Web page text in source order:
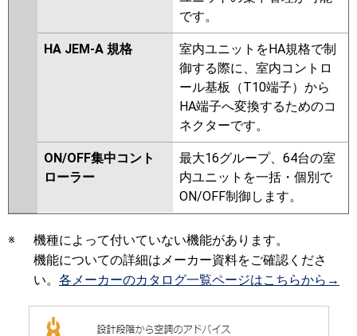
です。
HA JEM-A 規格
室内ユニットをHA規格で制
御する際に、室内コントロ
ール基板（T10端子）から
HA端子へ変換するためのコ
ネクターです。
ON/OFF集中コント
ローラー
最大16グループ、64台の室
内ユニットを一括・個別で
ON/OFF制御します。
※
機種によって付いていない機能があります。
機能についての詳細はメーカー資料をご確認くださ
い。 各メーカーのカタログ一覧ページはこちらから→